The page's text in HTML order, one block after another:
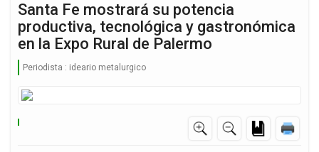
Santa Fe mostrará su potencia
productiva, tecnológica y gastronómica
en la Expo Rural de Palermo
Periodista : ideario metalurgico